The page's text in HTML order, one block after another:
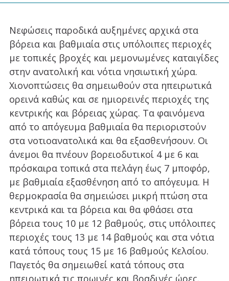
Νεφώσεις παροδικά αυξημένες αρχικά στα
βόρεια και βαθμιαία στις υπόλοιπες περιοχές
με τοπικές βροχές και μεμονωμένες καταιγίδες
στην ανατολική και νότια νησιωτική χώρα.
Χιονοπτώσεις θα σημειωθούν στα ηπειρωτικά
ορεινά καθώς και σε ημιορεινές περιοχές της
κεντρικής και βόρειας χώρας. Τα φαινόμενα
από το απόγευμα βαθμιαία θα περιοριστούν
στα νοτιοανατολικά και θα εξασθενήσουν. Οι
άνεμοι θα πνέουν βορειοδυτικοί 4 με 6 και
πρόσκαιρα τοπικά στα πελάγη έως 7 μποφόρ,
με βαθμιαία εξασθένηση από το απόγευμα. Η
θερμοκρασία θα σημειώσει μικρή πτώση στα
κεντρικά και τα βόρεια και θα φθάσει στα
βόρεια τους 10 με 12 βαθμούς, στις υπόλοιπες
περιοχές τους 13 με 14 βαθμούς και στα νότια
κατά τόπους τους 15 με 16 βαθμούς Κελσίου.
Παγετός θα σημειωθεί κατά τόπους στα